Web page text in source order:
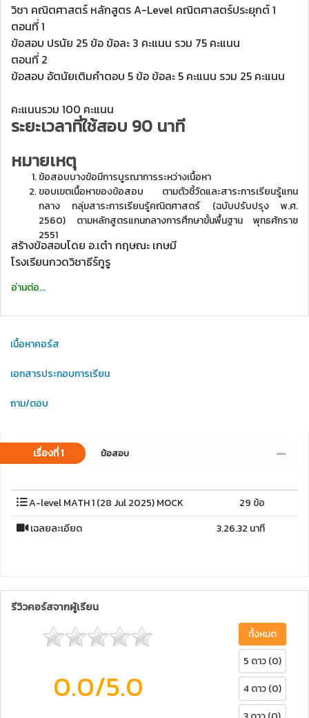
วิชา คณิตศาสตร์ หลักสูตร A-Level คณิตศาสตร์ประยุกต์ 1
ตอนที่ 1
ข้อสอบ ปรนัย 25 ข้อ ข้อละ 3 คะแนน รวม 75 คะแนน
ตอนที่ 2
ข้อสอบ อัตนัยเติมคำตอบ 5 ข้อ ข้อละ 5 คะแนน รวม 25 คะแนน
คะแนนรวม 100 คะแนน
ระยะเวลาที่ใช้สอบ 90 นาที
หมายเหตุ
ข้อสอบบางข้อมีการบูรณาการระหว่างเนื้อหา
ขอบเขตเนื้อหาของข้อสอบ ตามตัวชี้วัดและสาระการเรียนรู้แกน
กลาง กลุ่มสาระการเรียนรู้คณิตศาสตร์ (ฉบับปรับปรุง พ.ศ.
2560) ตามหลักสูตรแกนกลางการศึกษาขั้นพื้นฐาน พุทธศักราช
2551
สร้างข้อสอบโดย อ.เต๋า กฤษณะ เกษมี
โรงเรียนกวดวิชาธีร์กูรู
อ่านต่อ...
เนื้อหาคอร์ส
เอกสารประกอบการเรียน
ถาม/ตอบ
เรื่องที่ 1 ข้อสอบ
A-level MATH 1 (28 Jul 2025) MOCK
29 ข้อ
เฉลยละเอียด
3.26.32 นาที
รีวิวคอร์สจากผู้เรียน
0.0/5.0
ทั้งหมด
5 ดาว (0)
4 ดาว (0)